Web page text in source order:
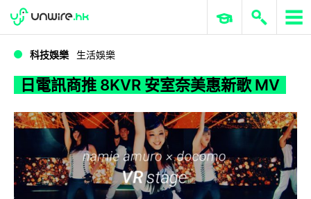
日電訊商推 8KVR 安室奈美惠新歌 MV
WWDC 2026 ERP 與商業 AI
科技娛樂 生活娛樂
日電訊商推 8KVR 安室奈美惠新歌 MV